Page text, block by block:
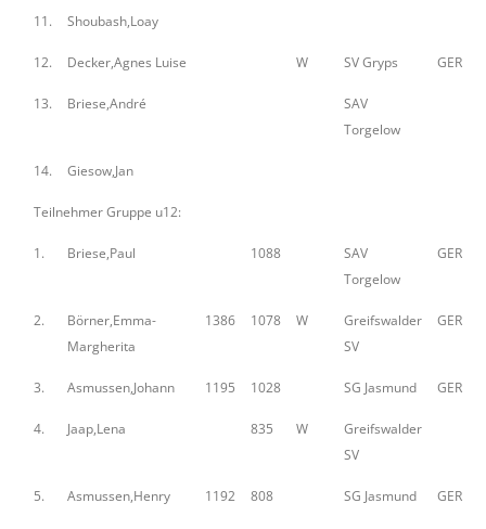
11. Shoubash,Loay
12. Decker,Agnes Luise W SV Gryps GER
13. Briese,André
SAV
Torgelow
14. Giesow,Jan
Teilnehmer Gruppe u12:
1. Briese,Paul 1088
SAV
Torgelow
GER
2.
Börner,Emma-
Margherita
1386 1078 W
Greifswalder
SV
GER
3. Asmussen,Johann 1195 1028 SG Jasmund GER
4. Jaap,Lena 835 W
Greifswalder
SV
5. Asmussen,Henry 1192 808 SG Jasmund GER